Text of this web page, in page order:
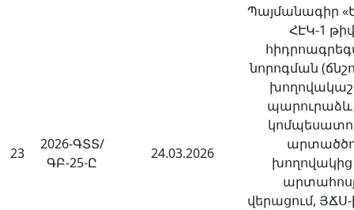
23
2026-ԳՏՏ/
ԳԲ-25-Ը
24.03.2026
Պայմանագիր
ՀԷԿ-1
նորոգման
խողովակից
վերացում, ՅՃՍ-